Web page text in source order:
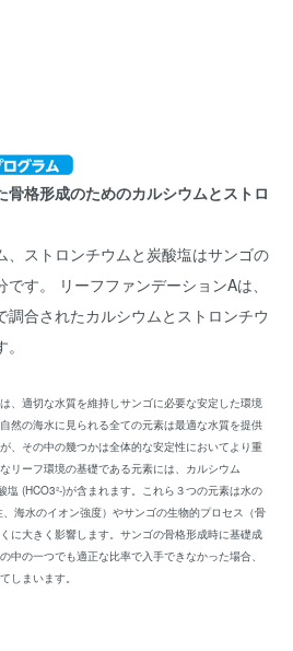
格形成のためのカルシウムとストロ
、ストロンチウムと炭酸塩はサンゴの
す。 リーフファンデーションAは、
合されたカルシウムとストロンチウ
、適切な水質を維持しサンゴに必要な安定した環境
然の海水に見られる全ての元素は最適な水質を提供
、その中の幾つかは全体的な安定性においてより重
リーフ環境の基礎である元素には、カルシウム
塩 (HCO3²-)が含まれます。これら３つの元素は水の
海水のイオン強度）やサンゴの生物的プロセス（骨
に大きく影響します。サンゴの骨格形成時に基礎成
中の一つでも適正な比率で入手できなかった場合、
しまいます。